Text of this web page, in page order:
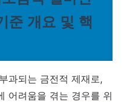
준 개요 및 핵
과되는 금전적 제재로,
어려움을 겪는 경우를 위